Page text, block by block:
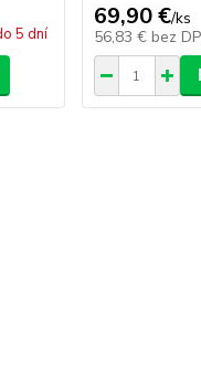
5 dní
69,90 €/ks
56,83 € bez